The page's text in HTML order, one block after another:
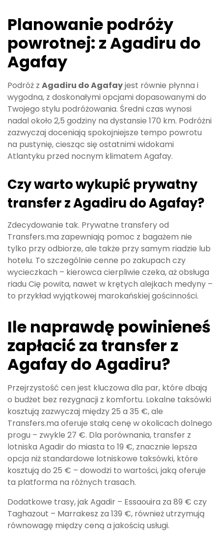
Planowanie podróży
powrotnej: z Agadiru do
Agafay
Podróż z Agadiru do Agafayjest równie płynna i
wygodna, z doskonałymi opcjami dopasowanymi do
Twojego stylu podróżowania. Średni czas wynosi
nadal około 2,5 godziny na dystansie 170 km. Podróżni
zazwyczaj doceniają spokojniejsze tempo powrotu
na pustynię, ciesząc się ostatnimi widokami
Atlantyku przed nocnym klimatem Agafay.
Czy warto wykupić prywatny
transfer z Agadiru do Agafay?
Zdecydowanie tak. Prywatne transfery od
Transfers.ma zapewniają pomoc z bagażem nie
tylko przy odbiorze, ale także przy samym riadzie lub
hotelu. To szczególnie cenne po zakupach czy
wycieczkach – kierowca cierpliwie czeka, aż obsługa
riadu Cię powita, nawet w krętych alejkach medyny –
to przykład wyjątkowej marokańskiej gościnności.
Ile naprawdę powinieneś
zapłacić za transfer z
Agafay do Agadiru?
Przejrzystość cen jest kluczowa dla par, które dbają
o budżet bez rezygnacji z komfortu. Lokalne taksówki
kosztują zazwyczaj między 25 a 35 €, ale
Transfers.ma oferuje stałą cenę w okolicach dolnego
progu – zwykle 27 €. Dla porównania, transfer z
lotniska Agadir do miasta to 19 €, znacznie lepsza
opcja niż standardowe lotniskowe taksówki, które
kosztują do 25 € – dowodzi to wartości, jaką oferuje
ta platforma na różnych trasach.
Dodatkowe trasy, jak Agadir – Essaouira za 89 € czy
Taghazout – Marrakesz za 139 €, również utrzymują
równowagę między ceną a jakością usługi.